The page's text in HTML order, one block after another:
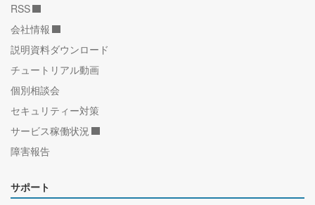
RSS
会社情報
説明資料ダウンロード
チュートリアル動画
個別相談会
セキュリティー対策
サービス稼働状況
障害報告
サポート